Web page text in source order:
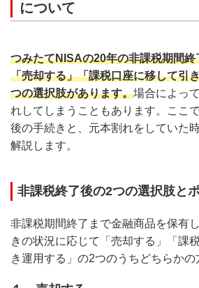
について
つみたてNISAの20年の非課税期間
「売却する」「課税口座に移して引
つの選択肢があります。場合によっ
れしてしまうこともあります。ここ
後の手続きと、元本割れをしていた
解説します。
非課税終了後の2つの選択肢と
非課税期間終了まで金融商品を保有
きの状況に応じて「売却する」「課
き運用する」の2つのうちどちらかの